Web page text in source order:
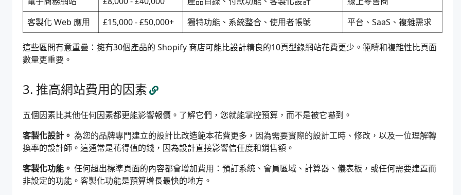
客製化 Web 應用
£15,000 - £50,000+ 獨特功能、系統整合、使用者帳號 平台、SaaS、複雜需求
這些區間有意重疊：擁有30個產品的 Shopify 商店可能比設計精良的10頁型錄網站花費更少。範疇和複雜性比頁面
數量更重要。
推高網站費用的因素
五個因素比其他任何因素都更能影響報價。了解它們，您就能掌控預算，而不是被它嚇到。
客製化設計。 為您的品牌專門建立的設計比改造範本花費更多，因為需要實際的設計工時、修改，以及一位理解轉
換率的設計師。這通常是花得值的錢，因為設計直接影響信任度和銷售額。
客製化功能。 任何超出標準頁面的內容都會增加費用：預訂系統、會員區域、計算器、儀表板，或任何需要建置而
非設定的功能。客製化功能是預算增長最快的地方。